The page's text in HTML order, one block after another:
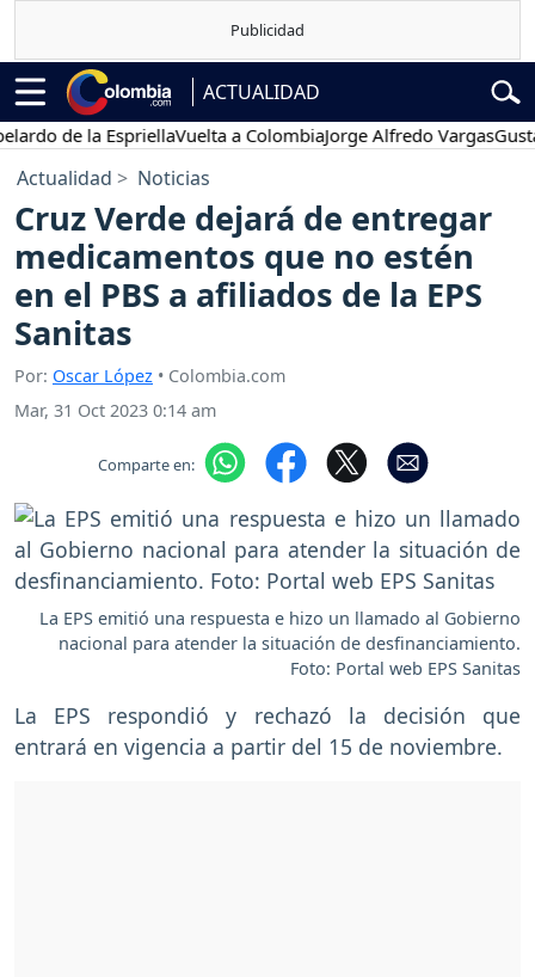
ACTUALIDAD
de la EspriellaVuelta a ColombiaJorge Alfredo VargasGustavo
Actualidad Noticias
Cruz Verde dejará de entregar
medicamentos que no estén
en el PBS a afiliados de la EPS
Sanitas
Por: Oscar López • Colombia.com
Mar, 31 Oct 2023 0:14 am
Comparte en:
La EPS emitió una respuesta e hizo un llamado al Gobierno
nacional para atender la situación de desfinanciamiento.
Foto: Portal web EPS Sanitas
La EPS respondió y rechazó la decisión que
entrará en vigencia a partir del 15 de noviembre.